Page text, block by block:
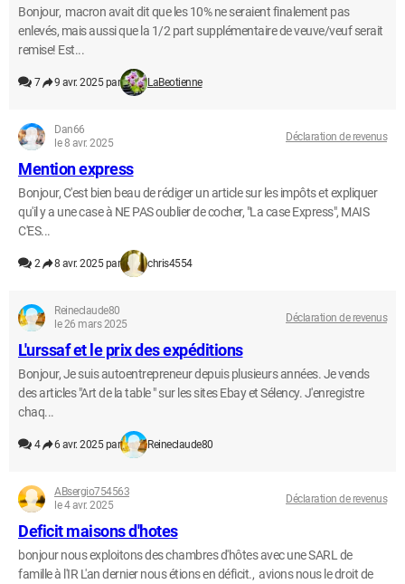
Bonjour, macron avait dit que les 10% ne seraient finalement pas
enlevés, mais aussi que la 1/2 part supplémentaire de veuve/veuf serait
remise! Est...
7 9 avr. 2025 par LaBeotienne
Dan66
le 8 avr. 2025
Déclaration de revenus
Mention express
Bonjour, C'est bien beau de rédiger un article sur les impôts et expliquer
qu'il y a une case à NE PAS oublier de cocher, "La case Express", MAIS
C'ES...
2 8 avr. 2025 par chris4554
Reineclaude80
le 26 mars 2025
Déclaration de revenus
L'urssaf et le prix des expéditions
Bonjour, Je suis autoentrepreneur depuis plusieurs années. Je vends
des articles "Art de la table " sur les sites Ebay et Sélency. J'enregistre
chaq...
4 6 avr. 2025 par Reineclaude80
ABsergio754563
le 4 avr. 2025
Déclaration de revenus
Deficit maisons d'hotes
bonjour nous exploitons des chambres d'hôtes avec une SARL de
famille à l'IR L'an dernier nous étions en déficit., avions nous le droit de